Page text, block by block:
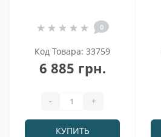
0
Код Товара: 33759
6 885 грн.
- +
КУПИТЬ